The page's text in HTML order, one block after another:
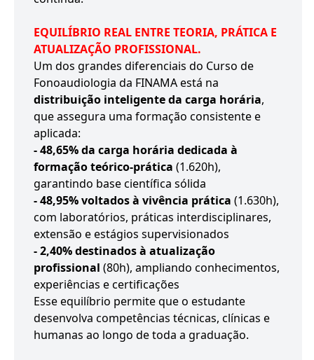
EQUILÍBRIO REAL ENTRE TEORIA, PRÁTICA E
ATUALIZAÇÃO PROFISSIONAL.
Um dos grandes diferenciais do Curso de
Fonoaudiologia da FINAMA está na
distribuição inteligente da carga horária,
que assegura uma formação consistente e
aplicada:
- 48,65% da carga horária dedicada à
formação teórico-prática (1.620h),
garantindo base científica sólida
- 48,95% voltados à vivência prática (1.630h),
com laboratórios, práticas interdisciplinares,
extensão e estágios supervisionados
- 2,40% destinados à atualização
profissional (80h), ampliando conhecimentos,
experiências e certificações
Esse equilíbrio permite que o estudante
desenvolva competências técnicas, clínicas e
humanas ao longo de toda a graduação.